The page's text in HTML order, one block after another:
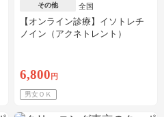
その他 全国
【オンライン診療】イソトレチ
ノイン（アクネトレント）
6,800 円
男女ＯＫ